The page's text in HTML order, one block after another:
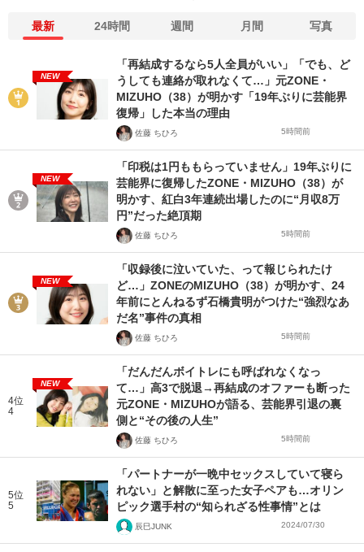
最新 24時間 週間 月間 写真
NEW
「再結成するなら5人全員がいい」「でも、ど
うしても連絡が取れなくて…」元ZONE・
MIZUHO（38）が明かす「19年ぶりに芸能界
復帰」した本当の理由
佐藤 ちひろ 5時間前
NEW
「印税は1円ももらっていません」19年ぶりに
芸能界に復帰したZONE・MIZUHO（38）が
明かす、紅白3年連続出場したのに“月収8万
円”だった絶頂期
佐藤 ちひろ 5時間前
NEW
「収録後に泣いていた、って報じられたけ
ど…」ZONEのMIZUHO（38）が明かす、24
年前にとんねるず石橋貴明がつけた“強烈なあ
だ名”事件の真相
佐藤 ちひろ 5時間前
4位
4
NEW
「だんだんボイトレにも呼ばれなくなっ
て…」高3で脱退→再結成のオファーも断った
元ZONE・MIZUHOが語る、芸能界引退の裏
側と“その後の人生”
佐藤 ちひろ 5時間前
5位
5
「パートナーが一晩中セックスしていて寝ら
れない」と解散に至った女子ペアも…オリン
ピック選手村の“知られざる性事情”とは
辰巳JUNK 2024/07/30